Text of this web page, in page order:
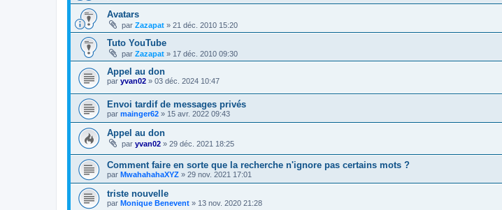
Avatars
par Zazapat » 21 déc. 2010 15:20
Tuto YouTube
par Zazapat » 17 déc. 2010 09:30
Appel au don
par yvan02 » 03 déc. 2024 10:47
Envoi tardif de messages privés
par mainger62 » 15 avr. 2022 09:43
Appel au don
par yvan02 » 29 déc. 2021 18:25
Comment faire en sorte que la recherche n'ignore pas certains mots ?
par MwahahahaXYZ » 29 nov. 2021 17:01
triste nouvelle
par Monique Benevent » 13 nov. 2020 21:28